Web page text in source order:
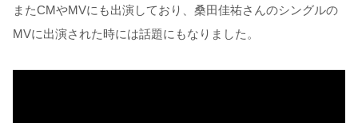
またCMやMVにも出演しており、桑田佳祐さんのシングルの
MVに出演された時には話題にもなりました。